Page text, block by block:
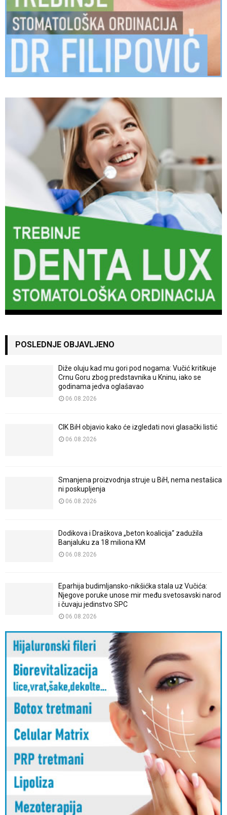
POSLEDNJE OBJAVLJENO
Diže oluju kad mu gori pod nogama: Vučić kritikuje
Crnu Goru zbog predstavnika u Kninu, iako se
godinama jedva oglašavao
06.08.2026
CIK BiH objavio kako će izgledati novi glasački listić
06.08.2026
Smanjena proizvodnja struje u BiH, nema nestašica
ni poskupljenja
06.08.2026
Dodikova i Draškova „beton koalicija“ zadužila
Banjaluku za 18 miliona KM
06.08.2026
Eparhija budimljansko-nikšićka stala uz Vučića:
Njegove poruke unose mir među svetosavski narod
i čuvaju jedinstvo SPC
06.08.2026